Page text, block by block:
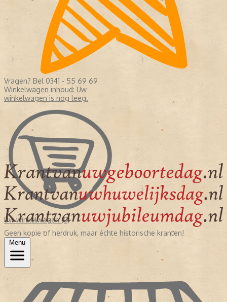
Vragen? Bel 0341 - 55 69 69
Winkelwagen inhoud: Uw
winkelwagen is nog leeg.
Uw winkelwagen (0)
Geen kopie of herdruk, maar échte historische kranten!
Menu